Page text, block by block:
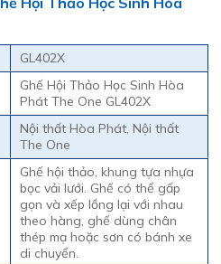
GL402X
Ghế Hội Thảo Học Sinh Hòa
Phát The One GL402X
Nội thất Hòa Phát, Nội thất
The One
Ghế hội thảo, khung tựa nhựa
bọc vải lưới. Ghế có thể gấp
gọn và xếp lồng lại với nhau
theo hàng, ghế dùng chân
thép mạ hoặc sơn có bánh xe
di chuyển.